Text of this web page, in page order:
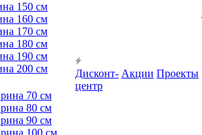
150 см
160 см
170 см
180 см
190 см
200 см
70 см
80 см
90 см
100 см
Дисконт-
центр
Акции Проекты